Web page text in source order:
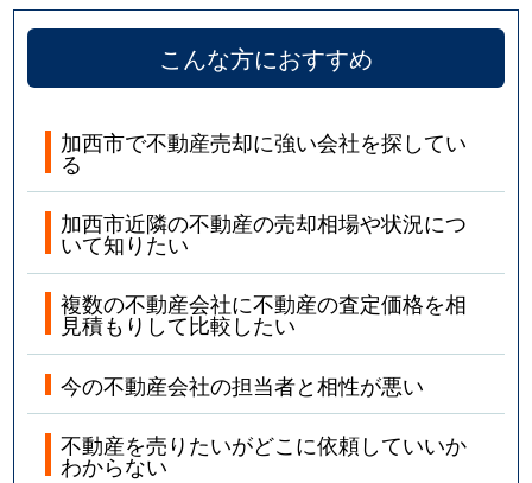
こんな方におすすめ
加西市で不動産売却に強い会社を探してい
る
加西市近隣の不動産の売却相場や状況につ
いて知りたい
複数の不動産会社に不動産の査定価格を相
見積もりして比較したい
今の不動産会社の担当者と相性が悪い
不動産を売りたいがどこに依頼していいか
わからない